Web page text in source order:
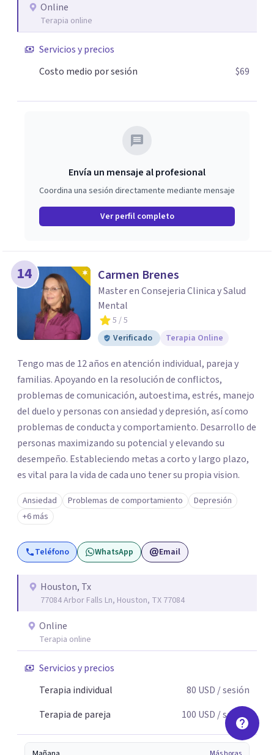
Online
Terapia online
Servicios y precios
Costo medio por sesión
$69
Envía un mensaje al profesional
Coordina una sesión directamente mediante mensaje
Ver perfil completo
14 Carmen Brenes
Master en Consejeria Clinica y Salud
Mental
5 / 5
Verificado
Terapia Online
Tengo mas de 12 años en atención individual, pareja y
familias. Apoyando en la resolución de conflictos,
problemas de comunicación, autoestima, estrés, manejo
del duelo y personas con ansiedad y depresión, así como
problemas de conducta y comportamiento. Desarrollo de
personas maximizando su potencial y elevando su
desempeño. Estableciendo metas a corto y largo plazo,
es vital para la vida de cada uno tener su propia vision.
Ansiedad Problemas de comportamiento
Depresión
+6 más
Teléfono WhatsApp Email
Houston, Tx
77084 Arbor Falls Ln, Houston, TX 77084
Online
Terapia online
Servicios y precios
Terapia individual
80 USD / sesión
Terapia de pareja
100 USD / sesión